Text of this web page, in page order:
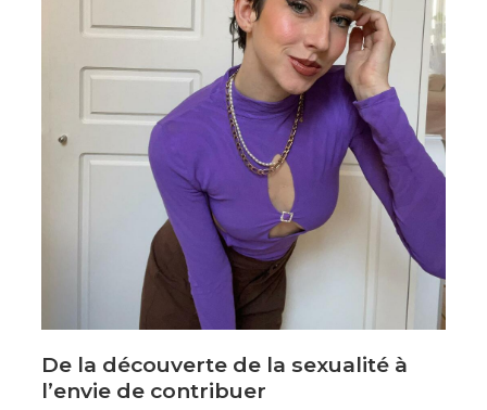
De la découverte de la sexualité à
l’envie de contribuer